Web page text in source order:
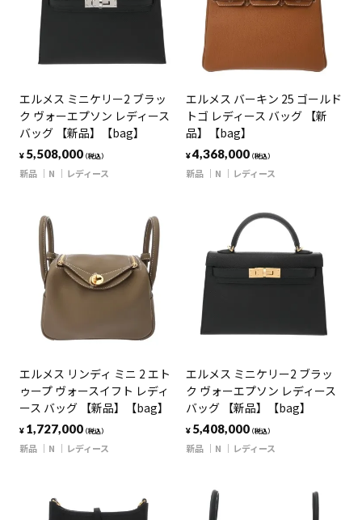
エルメス ミニケリー2 ブラッ
ク ヴォーエプソン レディース
バッグ 【新品】【bag】
¥ 5,508,000（税込）
新品 N レディース
エルメス バーキン 25 ゴールド
トゴ レディース バッグ 【新
品】【bag】
¥4,368,000（税込）
新品 N レディース
エルメス リンディ ミニ 2 エト
ゥープ ヴォースイフト レディ
ース バッグ 【新品】【bag】
¥ 1,727,000（税込）
新品 N レディース
エルメス ミニケリー2 ブラッ
ク ヴォーエプソン レディース
バッグ 【新品】【bag】
¥ 5,408,000（税込）
新品 N レディース